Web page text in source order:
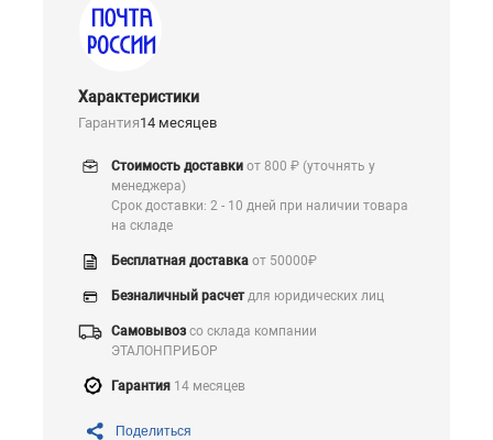
Характеристики
Гарантия14 месяцев
Стоимость доставки от 800 ₽ (уточнять у
менеджера)
Срок доставки: 2 - 10 дней при наличии товара
на складе
Бесплатная доставка от 50000₽
Безналичный расчетдля юридических лиц
Самовывозсо склада компании
ЭТАЛОНПРИБОР
Гарантия 14 месяцев
Поделиться